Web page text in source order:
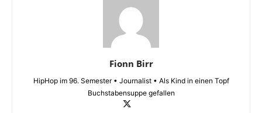
Fionn Birr
HipHop im 96. Semester • Journalist • Als Kind in einen Topf
Buchstabensuppe gefallen